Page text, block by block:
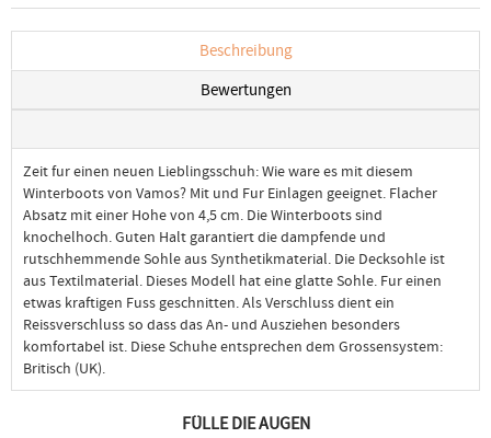
Beschreibung
Bewertungen
Zeit fur einen neuen Lieblingsschuh: Wie ware es mit diesem
Winterboots von Vamos? Mit und Fur Einlagen geeignet. Flacher
Absatz mit einer Hohe von 4,5 cm. Die Winterboots sind
knochelhoch. Guten Halt garantiert die dampfende und
rutschhemmende Sohle aus Synthetikmaterial. Die Decksohle ist
aus Textilmaterial. Dieses Modell hat eine glatte Sohle. Fur einen
etwas kraftigen Fuss geschnitten. Als Verschluss dient ein
Reissverschluss so dass das An- und Ausziehen besonders
komfortabel ist. Diese Schuhe entsprechen dem Grossensystem:
Britisch (UK).
FÜLLE DIE AUGEN